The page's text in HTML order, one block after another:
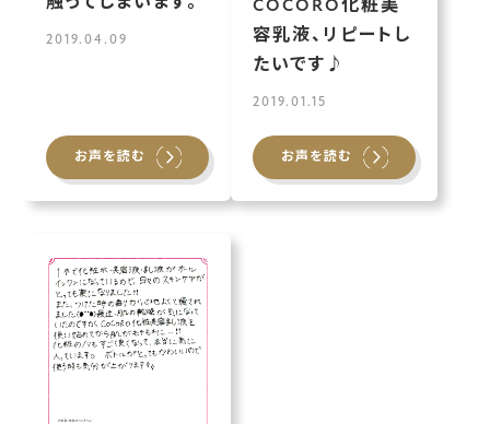
2019.04.09
お声を読む
COCORO化粧美
容乳液、リピートし
たいです♪
2019.01.15
お声を読む